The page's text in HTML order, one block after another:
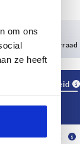
om ons
ze heeft
op aanvraag
niet op voorraad
Beschikbaarheid
Prijs
3,32 €